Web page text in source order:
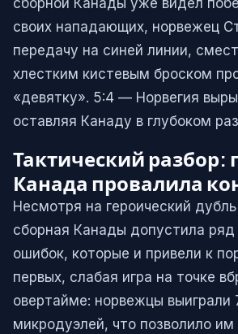
сборной Канады уже видел
своих нападающих, норвежец
передачу на синей линии,
хлестким кистевым броском
«девятку». 5:4 — Норвегия
оставляя Канаду в глубоком
Тактический разбор:
Канада провалила
Несмотря на героический
сборная Канады допустила
ошибок, которые и привели к
первых, слабая игра на точке
овертайме: норвежцы выиграли
микродуэлей, что позволило им